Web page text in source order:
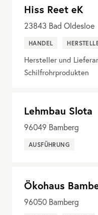
Hiss Reet eK
23843 Bad Oldesloe
HANDEL
Hersteller und
Schilfrohrprodukten
Lehmbau Slota
96049 Bamberg
AUSFÜHRUNG
Ökohaus
96050 Bamberg